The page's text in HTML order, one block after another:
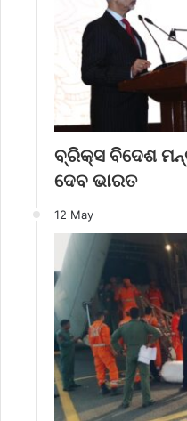
ବ୍ରିକ୍ସ ବିଦେଶ
ଦେବ ଭାରତ
12 May